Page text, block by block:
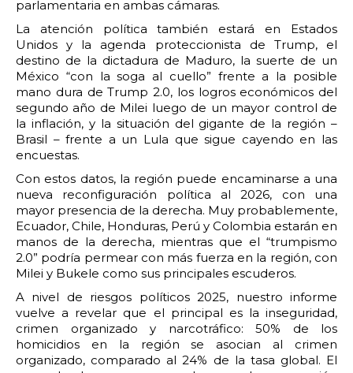
parlamentaria en ambas cámaras.
La atención política también estará en Estados
Unidos y la agenda proteccionista de Trump, el
destino de la dictadura de Maduro, la suerte de un
México “con la soga al cuello” frente a la posible
mano dura de Trump 2.0, los logros económicos del
segundo año de Milei luego de un mayor control de
la inflación, y la situación del gigante de la región –
Brasil – frente a un Lula que sigue cayendo en las
encuestas.
Con estos datos, la región puede encaminarse a una
nueva reconfiguración política al 2026, con una
mayor presencia de la derecha. Muy probablemente,
Ecuador, Chile, Honduras, Perú y Colombia estarán en
manos de la derecha, mientras que el “trumpismo
2.0” podría permear con más fuerza en la región, con
Milei y Bukele como sus principales escuderos.
A nivel de riesgos políticos 2025, nuestro informe
vuelve a revelar que el principal es la inseguridad,
crimen organizado y narcotráfico: 50% de los
homicidios en la región se asocian al crimen
organizado, comparado al 24% de la tasa global. El